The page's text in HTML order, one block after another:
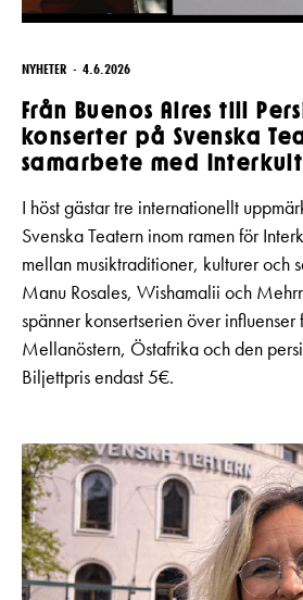
NYHETER 4.6.2026
Från Buenos Aires till
konserter på Svenska
samarbete med Interkult
I höst gästar tre internationellt
Svenska Teatern inom ramen för
mellan musiktraditioner, kulturer och
Manu Rosales, Wishamalii och
spänner konsertserien över
Mellanöstern, Östafrika och den
Biljettpris endast 5€.